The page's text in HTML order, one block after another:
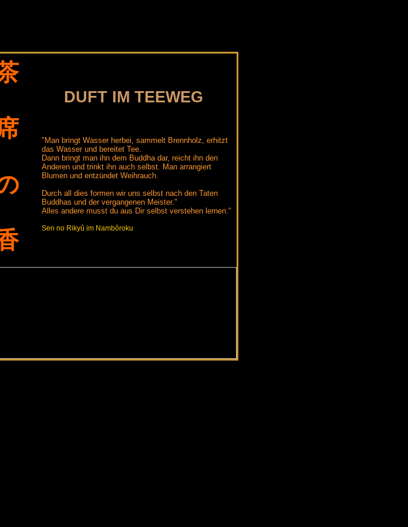
DUFT IM TEEWEG
"Man bringt Wasser herbei, sammelt Brennholz, erhitzt
das Wasser und bereitet Tee.
Dann bringt man ihn dem Buddha dar, reicht ihn den
Anderen und trinkt ihn auch selbst. Man arrangiert
Blumen und entzündet Weihrauch.
Durch all dies formen wir uns selbst nach den Taten
Buddhas und der vergangenen Meister."
Alles andere musst du aus Dir selbst verstehen lernen."
Sen no Rikyû im Nambôroku